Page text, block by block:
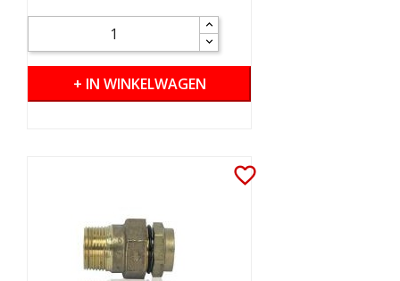
+ IN WINKELWAGEN
favorite_border